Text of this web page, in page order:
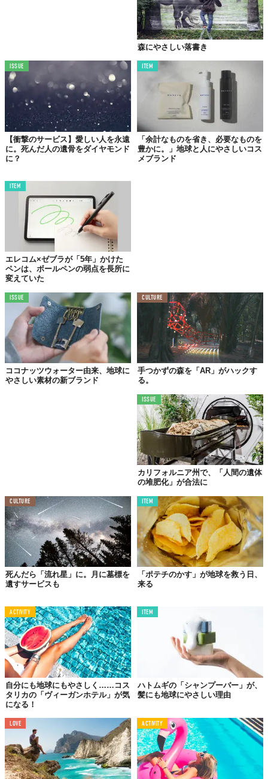
森に訪れ、緑と大地へ向かい弔いの心を傾ける。
目の前の木々や土として新たな生命（いのち）に循環されたその
場へ祈りは、親しかった故人への偲びだけでなく人と地球に対す
る安寧の祈りにもなるだろう。
©at FOREST株式会社
『循環葬「RETURN TO NATURE」』
【URL】
https://returntonature.jp/
Top image: ©at FOREST株式会社
TABI LABO
この世界は、もっと広いはずだ。
森にやさしい落書き
ISSUE
【衝撃のサービス】愛しい人を永遠
に。死んだ人の遺骨をダイヤモンド
に？
ITEM
「余計なものを省き、必要なものを
豊かに。」地球と人にやさしいコス
メブランド
ITEM
エレコム×ゼブラが「5年」かけた
ペンは、ボールペンの弱点を長所に
変えていた
ISSUE
ココナッツウォーター由来、地球に
やさしい素材の新ブランド
CULTURE
手つかずの森を「AR」がハックす
る。
ISSUE
カリフォルニア州で、「人間の遺体
の堆肥化」が合法に
CULTURE
死んだら「流れ星」に。月に墓標を
遺すサービスも
ITEM
「ポテチのかす」が地球を救う日、
来る
ACTIVITY
自分にも地球にもやさしく……コス
タリカの「ヴィーガンホテル」が気
になる！
ITEM
ハトムギの「シャンプーバー」が、
髪にも地球にやさしい理由
LOVE ACTIVITY